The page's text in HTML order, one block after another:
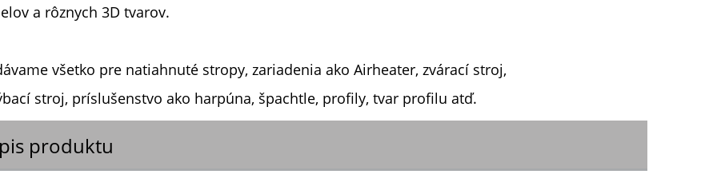
a rôznych 3D tvarov.
všetko pre natiahnuté stropy, zariadenia ako Airheater, zvárací stroj,
stroj, príslušenstvo ako harpúna, špachtle, profily, tvar profilu atď.
produktu